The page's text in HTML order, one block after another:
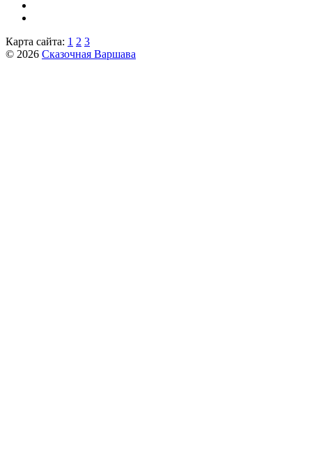
Карта сайта: 1 2 3
© 2026 Сказочная Варшава